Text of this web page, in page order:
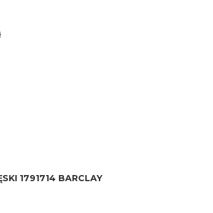
1791714 BARCLAY